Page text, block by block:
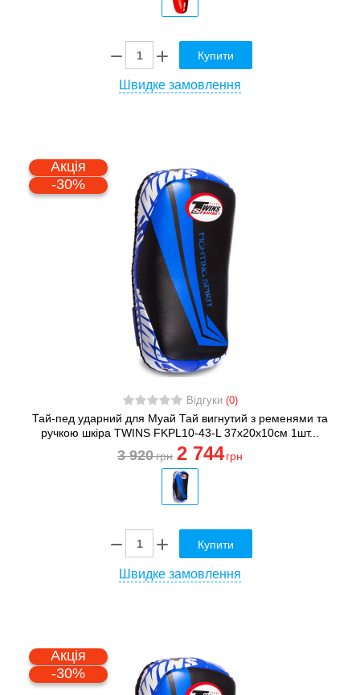
Купити
Швидке замовлення
Акція
-30%
Відгуки (0)
Тай-пед ударний для Муай Тай вигнутий з ременями та
ручкою шкіра TWINS FKPL10-43-L 37х20х10см 1шт...
3 920грн 2 744 грн
Купити
Швидке замовлення
Акція
-30%